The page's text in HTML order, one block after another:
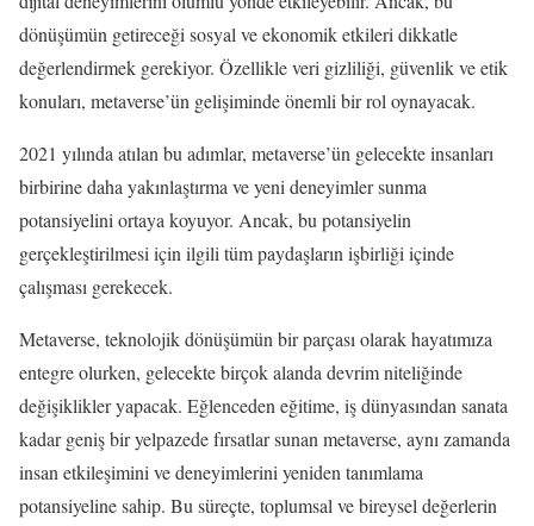
dönüşümün getireceği sosyal ve ekonomik etkileri dikkatle
değerlendirmek gerekiyor. Özellikle veri gizliliği, güvenlik ve etik
konuları, metaverse’ün gelişiminde önemli bir rol oynayacak.
2021 yılında atılan bu adımlar, metaverse’ün gelecekte insanları
birbirine daha yakınlaştırma ve yeni deneyimler sunma
potansiyelini ortaya koyuyor. Ancak, bu potansiyelin
gerçekleştirilmesi için ilgili tüm paydaşların işbirliği içinde
çalışması gerekecek.
Metaverse, teknolojik dönüşümün bir parçası olarak hayatımıza
entegre olurken, gelecekte birçok alanda devrim niteliğinde
değişiklikler yapacak. Eğlenceden eğitime, iş dünyasından sanata
kadar geniş bir yelpazede fırsatlar sunan metaverse, aynı zamanda
insan etkileşimini ve deneyimlerini yeniden tanımlama
potansiyeline sahip. Bu süreçte, toplumsal ve bireysel değerlerin